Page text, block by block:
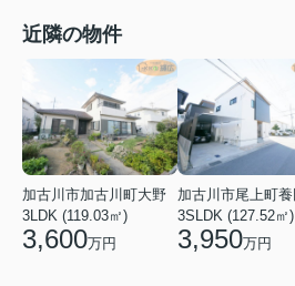
近隣の物件
加古川市加古川町大野
3LDK (119.03㎡)
3,600万円
3SLDK (127.52㎡)
3,950万円